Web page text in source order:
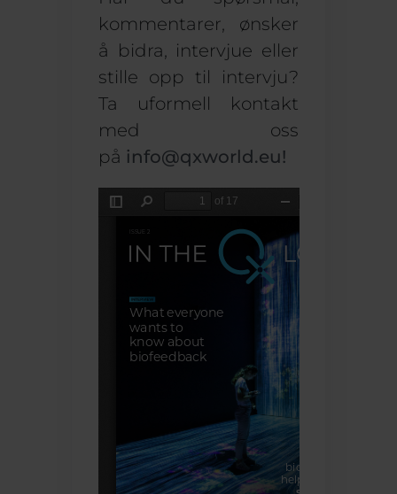
kommentarer, ønsker
å bidra, intervjue eller
stille opp til intervju?
Ta uformell kontakt
med oss
på info@qxworld.eu!